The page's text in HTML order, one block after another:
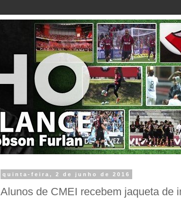
quinta-feira, 2 de junho de 2016
Alunos de CMEI recebem jaqueta de